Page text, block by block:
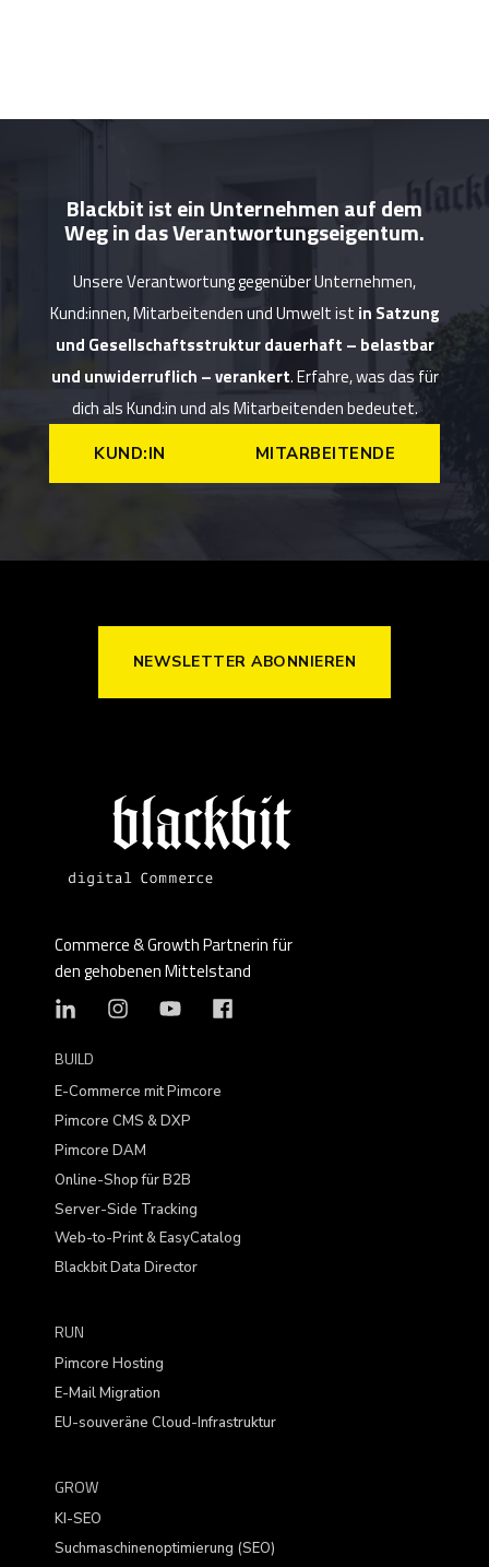
Blackbit ist ein Unternehmen auf dem
Weg in das Verantwortungseigentum.
Unsere Verantwortung gegenüber Unternehmen,
Kund:innen, Mitarbeitenden und Umwelt ist in Satzung
und Gesellschaftsstruktur dauerhaft – belastbar
und unwiderruflich – verankert. Erfahre, was das für
dich als Kund:in und als Mitarbeitenden bedeutet.
KUND:IN MITARBEITENDE
NEWSLETTER ABONNIEREN
Commerce & Growth Partnerin für
den gehobenen Mittelstand
BUILD
E-Commerce mit Pimcore
Pimcore CMS & DXP
Pimcore DAM
Online-Shop für B2B
Server-Side Tracking
Web-to-Print & EasyCatalog
Blackbit Data Director
RUN
Pimcore Hosting
E-Mail Migration
EU-souveräne Cloud-Infrastruktur
GROW
KI-SEO
Suchmaschinenoptimierung (SEO)